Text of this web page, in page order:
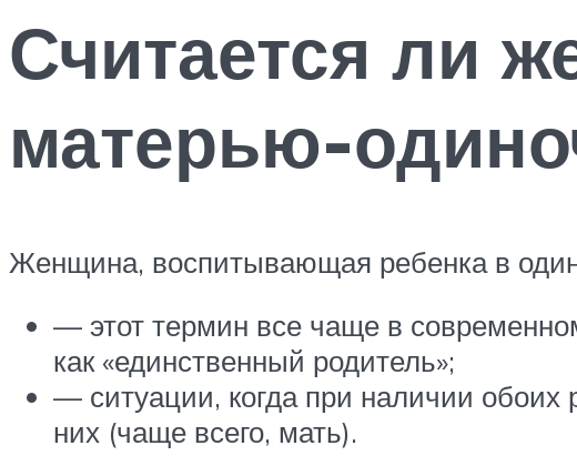
Считается ли
матерью-
Женщина, воспитывающая ребенка в
— этот термин все чаще в
как «единственный родитель»;
— ситуации, когда при наличии обоих
них (чаще всего, мать).